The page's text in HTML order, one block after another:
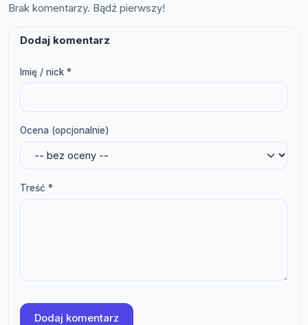
Brak komentarzy. Bądź pierwszy!
Dodaj komentarz
Imię / nick *
Ocena (opcjonalnie)
Treść *
Dodaj komentarz